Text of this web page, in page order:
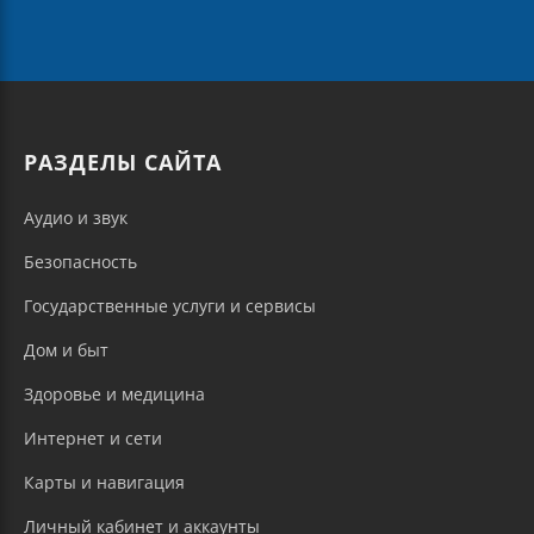
РАЗДЕЛЫ САЙТА
Аудио и звук
Безопасность
Государственные услуги и сервисы
Дом и быт
Здоровье и медицина
Интернет и сети
Карты и навигация
Личный кабинет и аккаунты